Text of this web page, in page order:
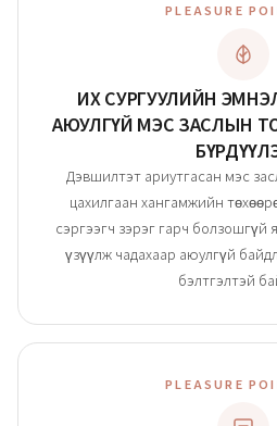
PLEASURE
ИХ СУРГУУЛИЙН
АЮУЛГҮЙ МЭС ЗАСЛЫН
Дэвшилтэт ариутгасан мэс
цахилгаан хангамжийн
сэргээгч зэрэг гарч болзошгүй
үзүүлж чадахаар аюулгүй
бэлтгэлтэй
PLEASURE